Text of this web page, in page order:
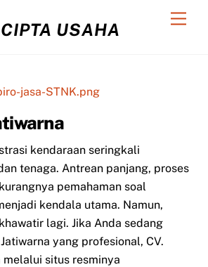
kendaraan seringkali
tenaga. Antrean panjang, proses
pemahaman soal
kendala utama. Namun,
lagi. Jika Anda sedang
yang profesional, CV.
melalui situs resminya